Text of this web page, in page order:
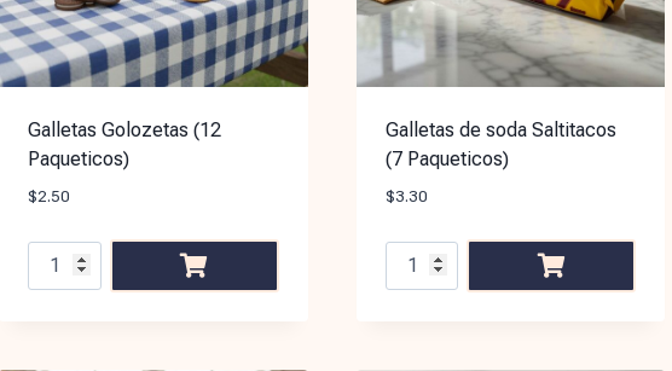
Galletas Golozetas (12
Paqueticos)
$2.50
Galletas de soda Saltitacos
(7 Paqueticos)
$3.30